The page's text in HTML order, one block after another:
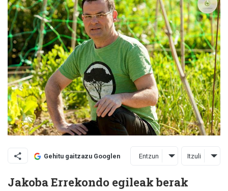
Gehitu gaitzazu Googlen Entzun Itzuli
Jakoba Errekondo egileak berak